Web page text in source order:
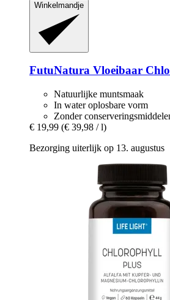
Winkelmandje
FutuNatura Vloeibaar
Natuurlijke muntsmaak
In water oplosbare vorm
Zonder
€ 19,99 (€ 39,98 / l)
Bezorging uiterlijk op 13. augustus